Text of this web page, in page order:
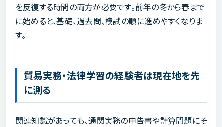
を反復する時間の両方が必要です。前年の冬から春まで
に始めると、基礎、過去問、模試の順に進めやすくなりま
す。
貿易実務・法律学習の経験者は現在地を先
に測る
関連知識があっても、通関実務の申告書や計算問題にそ